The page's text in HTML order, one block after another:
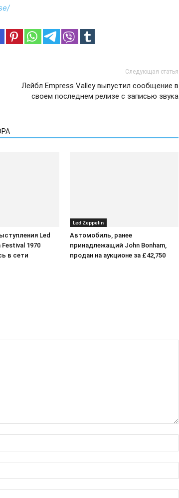
Следующая статья
Лейбл Empress Valley выпустил сообщение в
своем последнем релизе с записью звука
Led
1970
в сети
Led Zeppelin
Автомобиль, ранее
принадлежащий John Bonham,
продан на аукционе за £42,750